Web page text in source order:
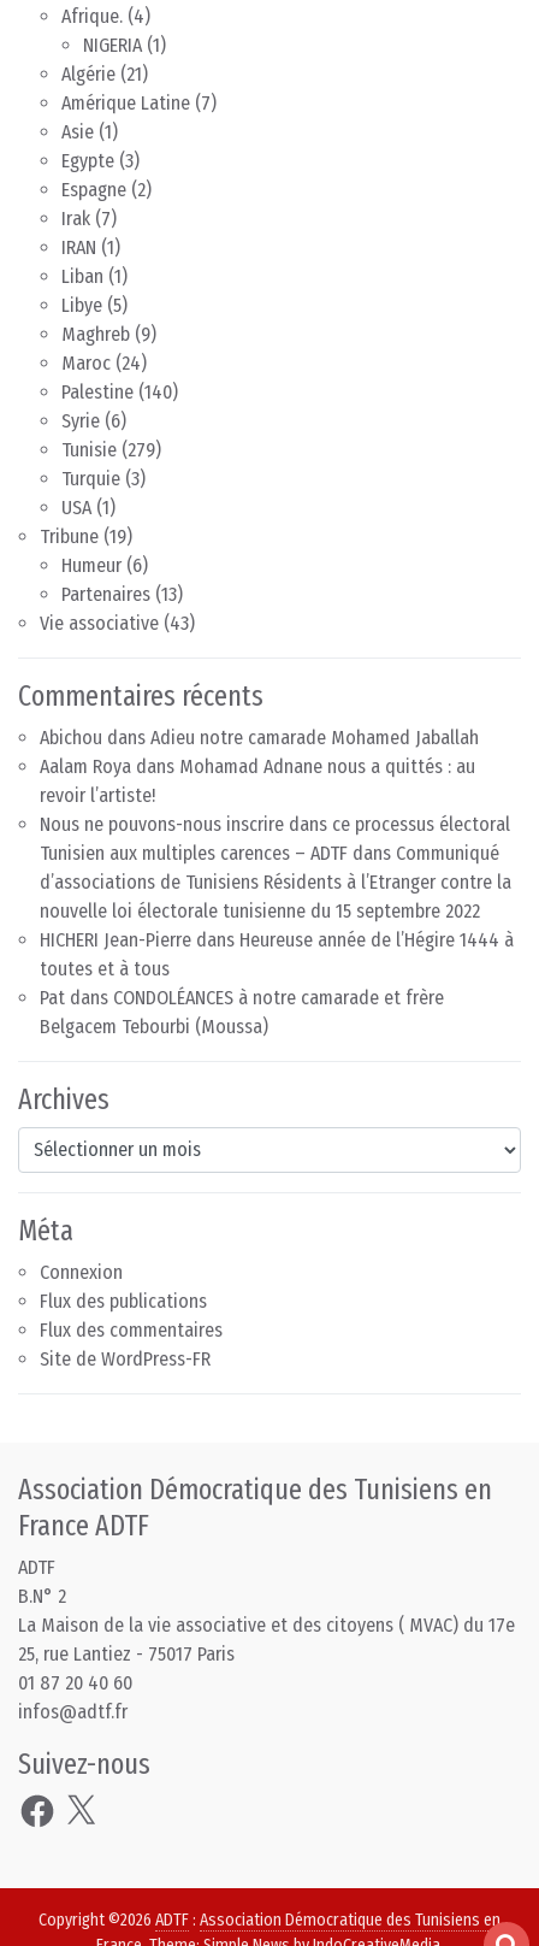
Afrique. (4)
NIGERIA(1)
Algérie (21)
Amérique Latine (7)
Asie (1)
Egypte (3)
Espagne (2)
Irak (7)
IRAN (1)
Liban (1)
Libye (5)
Maghreb (9)
Maroc (24)
Palestine (140)
Syrie (6)
Tunisie (279)
Turquie (3)
USA(1)
Tribune (19)
Humeur (6)
Partenaires (13)
Vie associative (43)
Commentaires récents
Abichou dans Adieu notre camarade Mohamed Jaballah
Aalam Roya dans Mohamad Adnane nous a quittés : au
revoir l’artiste!
Nous ne pouvons-nous inscrire dans ce processus électoral
Tunisien aux multiples carences – ADTF dans Communiqué
d’associations de Tunisiens Résidents à l’Etranger contre la
nouvelle loi électorale tunisienne du 15 septembre 2022
HICHERI Jean-Pierre dans Heureuse année de l’Hégire 1444 à
toutes et à tous
Pat dans CONDOLÉANCES à notre camarade et frère
Belgacem Tebourbi (Moussa)
Archives
Archives
Méta
Connexion
Flux des publications
Flux des commentaires
Site de WordPress-FR
Association Démocratique des Tunisiens en
France ADTF
ADTF
B.N° 2
La Maison de la vie associative et des citoyens ( MVAC) du 17e
25, rue Lantiez - 75017 Paris
01 87 20 40 60
infos@adtf.fr
Suivez-nous
Facebook
X
Copyright ©2026 ADTF: Association Démocratique des Tunisiens en